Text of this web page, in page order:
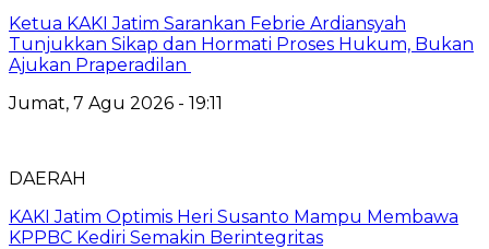
Ketua KAKI Jatim Sarankan Febrie Ardiansyah
Tunjukkan Sikap dan Hormati Proses Hukum, Bukan
Ajukan Praperadilan
Jumat, 7 Agu 2026 - 19:11
DAERAH
KAKI Jatim Optimis Heri Susanto Mampu Membawa
KPPBC Kediri Semakin Berintegritas